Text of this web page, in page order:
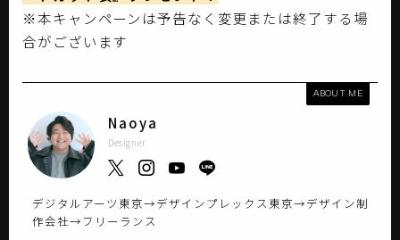
※本キャンペーンは予告なく変更または終了する場
合がございます
ABOUT ME
Naoya
Designer
デジタルアーツ東京→デザインプレックス東京→デザイン制
作会社→フリーランス